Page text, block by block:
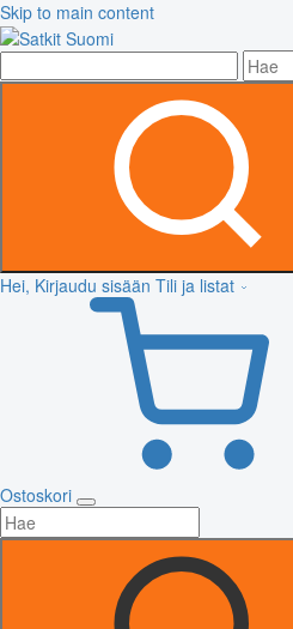
Skip to main content
Hei, Kirjaudu sisään Tili ja listat
Ostoskori